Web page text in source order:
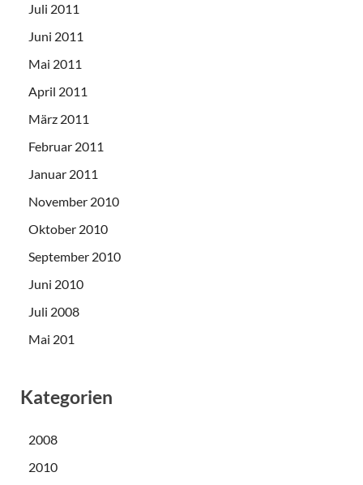
Juli 2011
Juni 2011
Mai 2011
April 2011
März 2011
Februar 2011
Januar 2011
November 2010
Oktober 2010
September 2010
Juni 2010
Juli 2008
Mai 201
Kategorien
2008
2010